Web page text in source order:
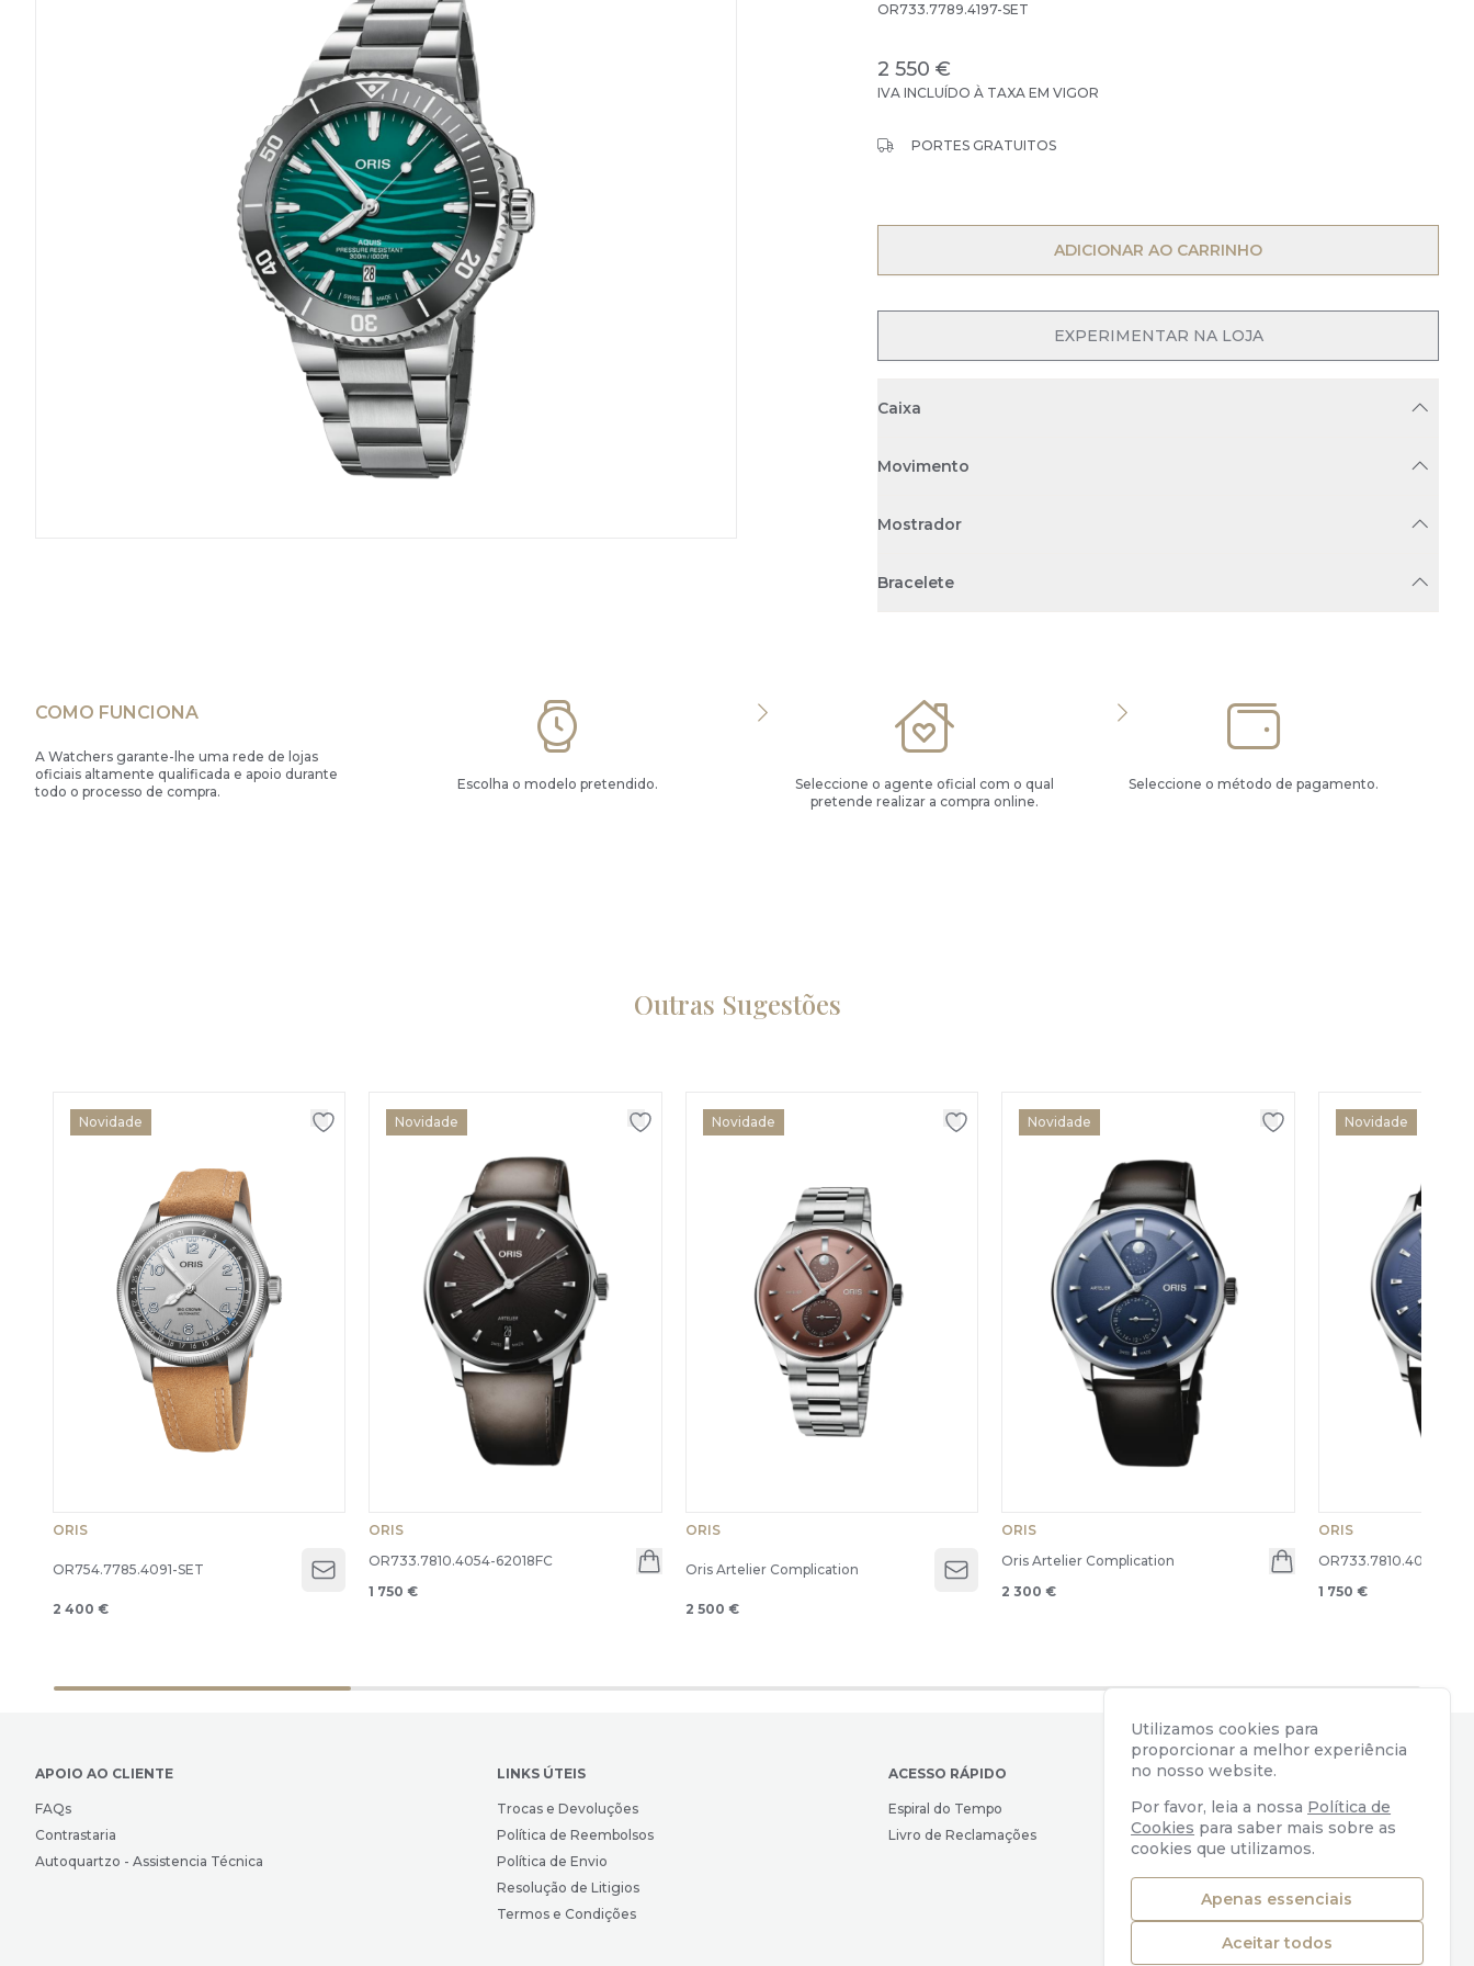
OR733.7789.4197-SET
2 550 €
IVA INCLUÍDO À TAXA EM VIGOR
PORTES GRATUITOS
ADICIONAR AO CARRINHO
EXPERIMENTAR NA LOJA
Caixa
Movimento
Mostrador
Bracelete
COMO FUNCIONA
A Watchers garante-lhe uma rede de lojas
oficiais altamente qualificada e apoio durante
todo o processo de compra.
Escolha o modelo pretendido.
Seleccione o agente oficial com o qual
pretende realizar a compra online.
Seleccione o método de pagamento.
Outras Sugestões
Novidade
ORIS
OR754.7785.4091-SET
Open menu
2 400 €
Novidade
ORIS
OR733.7810.4054-62018FC
1 750 €
Novidade
ORIS
Oris Artelier Complication
Open menu
2 500 €
Novidade
ORIS
Oris Artelier Complication
2 300 €
Novidade
ORIS
OR733.7810.4055-
1 750 €
APOIO AO CLIENTE
FAQs
Contrastaria
Autoquartzo - Assistencia Técnica
LINKS ÚTEIS
Trocas e Devoluções
Política de Reembolsos
Política de Envio
Resolução de Litigios
Termos e Condições
ACESSO RÁPIDO
Espiral do Tempo
Livro de Reclamações
CONTACTOS
Av. Almirante Reis, 39
1169-039 Lisboa, Portugal
+351 218 110 890
Utilizamos cookies para
proporcionar a melhor experiência
no nosso website.
Por favor, leia a nossa Política de
Cookies para saber mais sobre as
cookies que utilizamos.
Apenas essenciais
Aceitar todos